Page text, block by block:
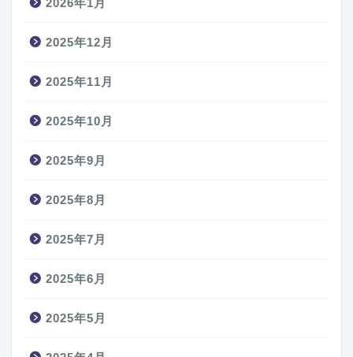
2025年12月
2025年11月
2025年10月
2025年9月
2025年8月
2025年7月
2025年6月
2025年5月